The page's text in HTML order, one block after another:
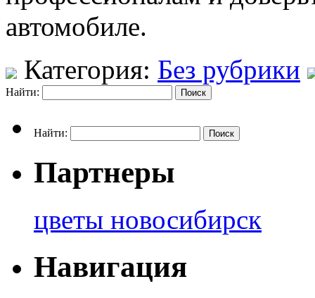
автомобиле.
Категория: Без рубрики
Найти:
Найти:
Партнеры
цветы новосибирск
Навигация